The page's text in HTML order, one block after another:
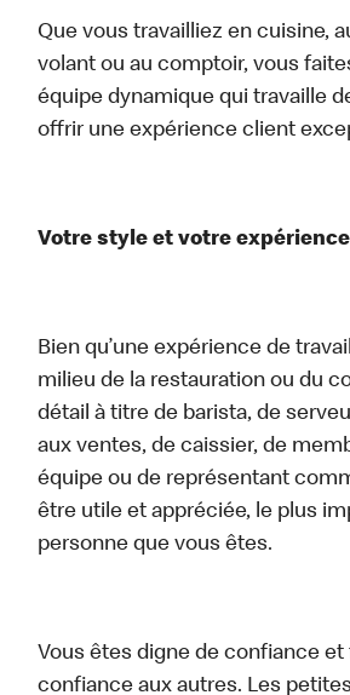
Que vous travailliez en cuisine,
volant ou au comptoir, vous
équipe dynamique qui travaille
offrir une expérience client
Votre style et votre expérience
Bien qu’une expérience de
milieu de la restauration ou du
détail à titre de barista, de
aux ventes, de caissier, de
équipe ou de représentant
être utile et appréciée, le plus
personne que vous êtes.
Vous êtes digne de confiance et
confiance aux autres. Les